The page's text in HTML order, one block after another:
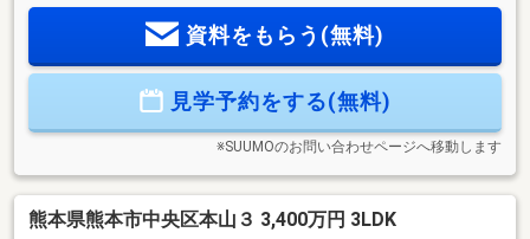
験・知識で上手に買う方法や当社でしか教えられない情報多
数！【住宅ローン承認率80％超】提携銀行多数で10人中８人
ーと別で24時間無料アフターサポートで購入後も安心◆熊本
全域のスーモ掲載物件はほぼ全てご紹介可能♪◆ご予約でギフ
資料をもらう(無料)
見学予約をする(無料)
※SUUMOのお問い合わせページへ移動します
熊本県熊本市中央区本山３ 3,400万円 3LDK